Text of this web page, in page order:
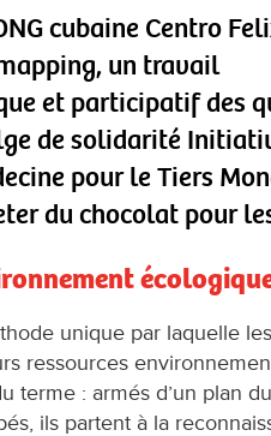
cubaine Centro
un travail
et participatif des
de solidarité
pour le Tiers
du chocolat pour
unique par laquelle
ressources
terme : armés d’un plan
ils partent à la